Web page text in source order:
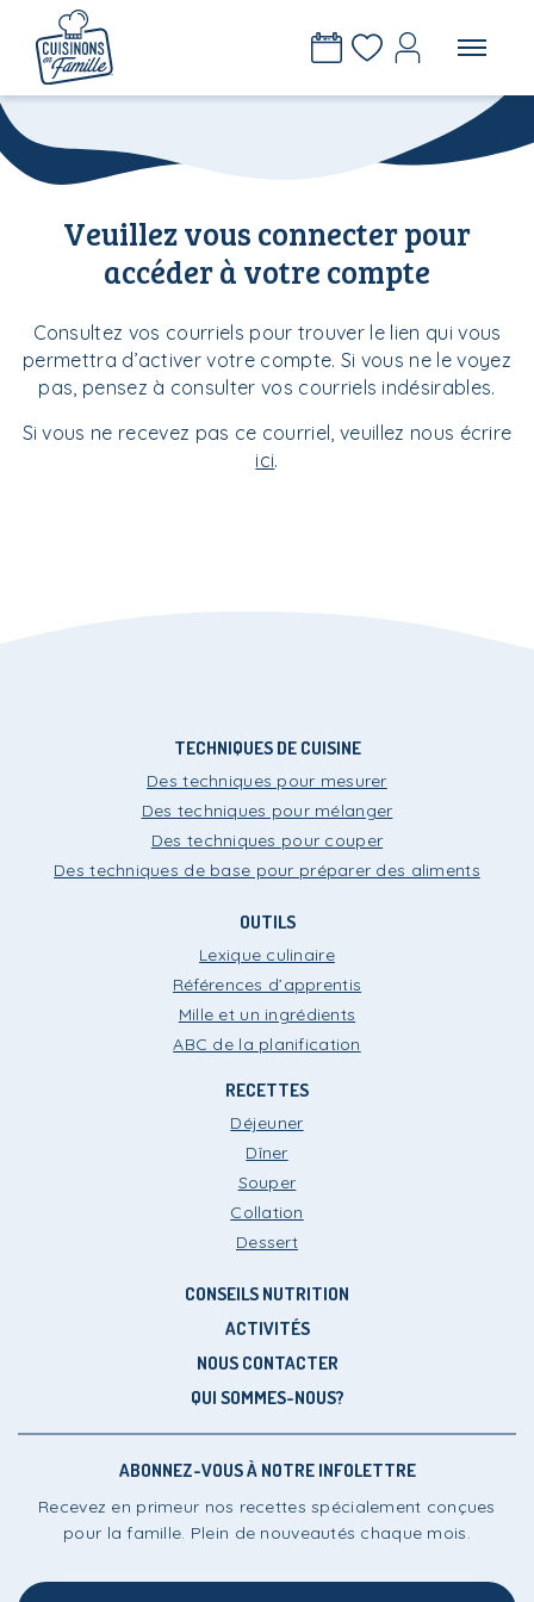
Veuillez vous connecter pour
accéder à votre compte
Consultez vos courriels pour trouver le lien qui vous
permettra d’activer votre compte. Si vous ne le voyez
pas, pensez à consulter vos courriels indésirables.
Si vous ne recevez pas ce courriel, veuillez nous écrire
ici.
TECHNIQUES DE CUISINE
Des techniques pour mesurer
Des techniques pour mélanger
Des techniques pour couper
Des techniques de base pour préparer des aliments
OUTILS
Lexique culinaire
Références d’apprentis
Mille et un ingrédients
ABC de la planification
RECETTES
Déjeuner
Dîner
Souper
Collation
Dessert
CONSEILS NUTRITION
ACTIVITÉS
NOUS CONTACTER
QUI SOMMES-NOUS?
ABONNEZ-VOUS À NOTRE INFOLETTRE
Recevez en primeur nos recettes spécialement conçues
pour la famille. Plein de nouveautés chaque mois.